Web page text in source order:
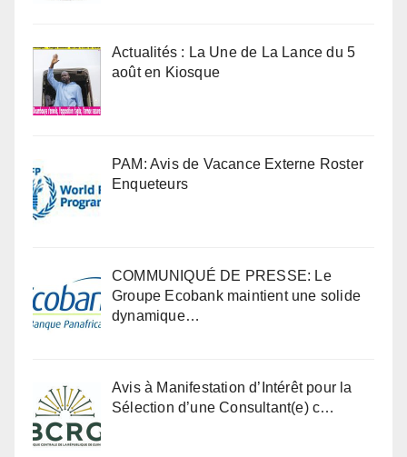
Actualités : La Une de La Lance du 5
août en Kiosque
PAM: Avis de Vacance Externe Roster
Enqueteurs
COMMUNIQUÉ DE PRESSE: Le
Groupe Ecobank maintient une solide
dynamique…
Avis à Manifestation d’Intérêt pour la
Sélection d’une Consultant(e) c…